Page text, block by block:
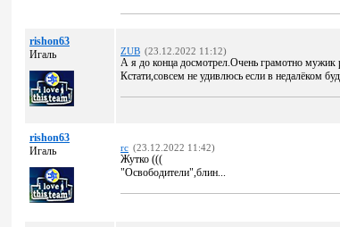
rishon63
Игаль
ZUB (23.12.2022 11:12)
А я до конца досмотрел.Очень грамотно мужик
Кстати,совсем не удивлюсь если в недалёком
rishon63
Игаль
rc (23.12.2022 11:42)
Жутко (((
"Освободители",блин...